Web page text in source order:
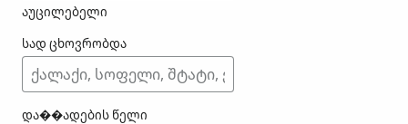
აუცილებელი
სად ცხოვრობდა
და��ადების წელი